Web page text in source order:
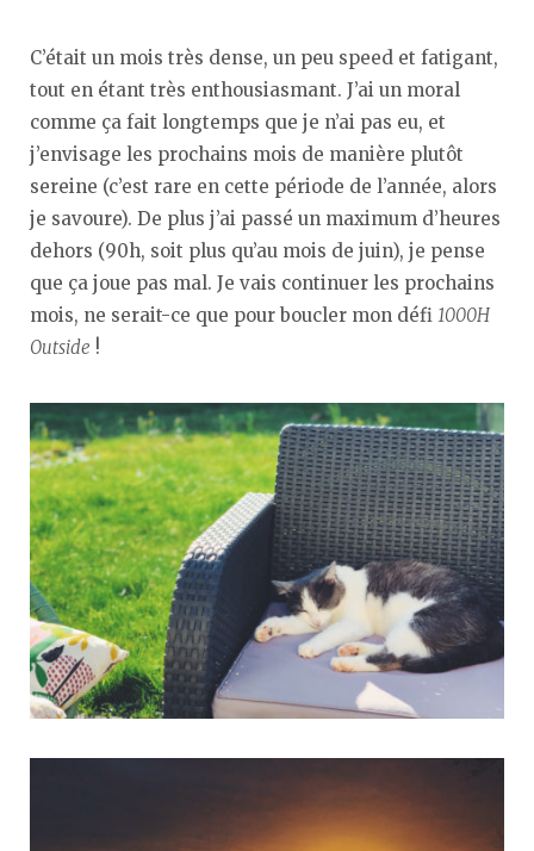
C’était un mois très dense, un peu speed et fatigant,
tout en étant très enthousiasmant. J’ai un moral
comme ça fait longtemps que je n’ai pas eu, et
j’envisage les prochains mois de manière plutôt
sereine (c’est rare en cette période de l’année, alors
je savoure). De plus j’ai passé un maximum d’heures
dehors (90h, soit plus qu’au mois de juin), je pense
que ça joue pas mal. Je vais continuer les prochains
mois, ne serait-ce que pour boucler mon défi 1000H
Outside !